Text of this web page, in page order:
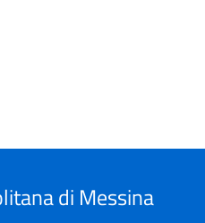
di Messina